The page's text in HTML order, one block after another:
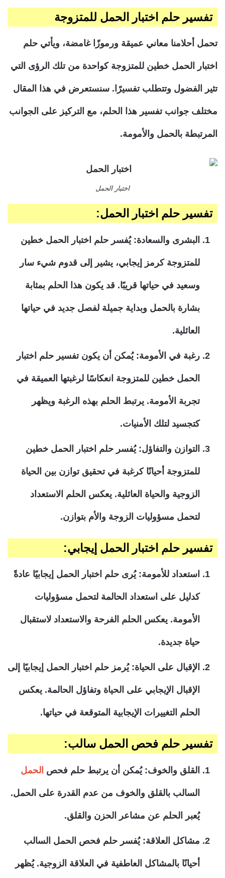
تفسير حلم اختبار الحمل للمتزوجة
تحمل أحلامنا معاني عميقة ورموزًا غامضة، ويأتي حلم
اختبار الحمل خطين للمتزوجة كواحدة من تلك الرؤى التي
تثير الفضول وتتطلب تفسيرًا. سنستعرض في هذا المقال
مختلف جوانب تفسير هذا الحلم، مع التركيز على الجوانب
المرتبطة بالحمل والأمومة.
اختبار الحمل
تفسير حلم اختبار الحمل:
البشرى والسعادة: يُفسر حلم اختبار الحمل خطين
للمتزوجة كرمز إيجابي، يشير إلى قدوم شيء سار
وسعيد في حياتها قريبًا. قد يكون هذا الحلم بمثابة
بشارة بالحمل وبداية جميلة لفصل جديد في حياتها
العائلية.
رغبة في الأمومة: يُمكن أن يكون تفسير حلم اختبار
الحمل خطين للمتزوجة انعكاسًا لرغبتها العميقة في
تجربة الأمومة. يرتبط الحلم بهذه الرغبة ويظهر
كتجسيد لتلك الأمنيات.
التوازن والتفاؤل: يُفسر حلم اختبار الحمل خطين
للمتزوجة أحيانًا كرغبة في تحقيق توازن بين الحياة
الزوجية والحياة العائلية. يعكس الحلم الاستعداد
لتحمل مسؤوليات الزوجة والأم بتوازن.
تفسير حلم اختبار الحمل إيجابي:
استعداد للأمومة: يُرى حلم اختبار الحمل إيجابيًا عادةً
كدليل على استعداد الحالمة لتحمل مسؤوليات
الأمومة. يعكس الحلم الفرحة والاستعداد لاستقبال
حياة جديدة.
الإقبال على الحياة: يُرمز حلم اختبار الحمل إيجابيًا إلى
الإقبال الإيجابي على الحياة وتفاؤل الحالمة. يعكس
الحلم التغييرات الإيجابية المتوقعة في حياتها.
تفسير حلم فحص الحمل سالب:
القلق والخوف: يُمكن أن يرتبط حلم فحص الحمل
السالب بالقلق والخوف من عدم القدرة على الحمل.
يُعبر الحلم عن مشاعر الحزن والقلق.
مشاكل العلاقة: يُفسر حلم فحص الحمل السالب
أحيانًا بالمشاكل العاطفية في العلاقة الزوجية. يُظهر